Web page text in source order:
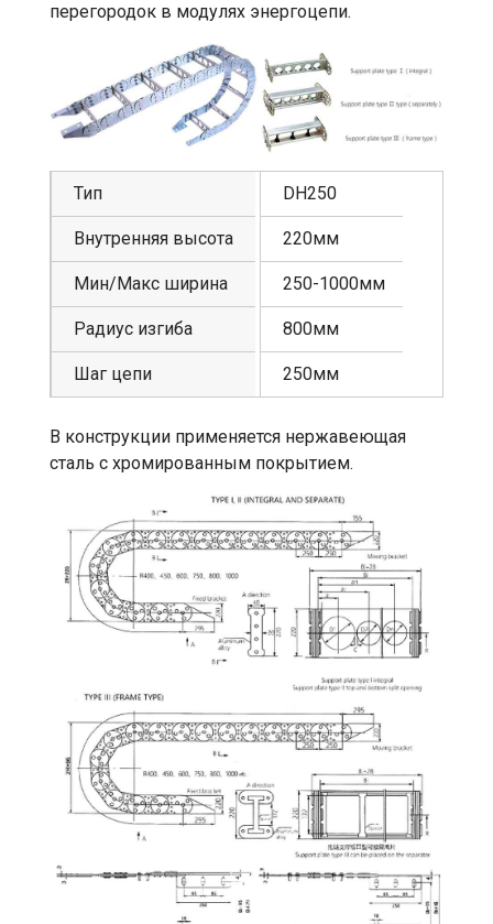
перегородок в модулях энергоцепи.
Тип
Внутренняя высота
Мин/Макс ширина
Радиус изгиба
Шаг цепи
DH250
220мм
250-1000мм
800мм
250мм
В конструкции применяется нержавеющая
сталь с хромированным покрытием.